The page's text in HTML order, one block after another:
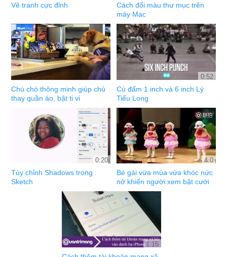
Vẽ tranh cực đỉnh
Cách đổi màu thư mục trên
máy Mac
Chú chó thông minh giúp chủ
thay quần áo, bật ti vi
0:52
Cú đấm 1 inch và 6 inch Lý
Tiểu Long
0:20
Tùy chỉnh Shadows trong
Sketch
4:0
Bé gái vừa múa vừa khóc nức
nở khiến người xem bật cười
1:15